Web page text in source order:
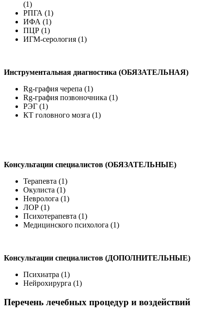
(1)
РПГА (1)
ИФА (1)
ПЦР (1)
ИГМ-серология (1)
Инструментальная диагностика (ОБЯЗАТЕЛЬНАЯ)
Rg-графия черепа (1)
Rg-графия позвоночника (1)
РЭГ (1)
КТ головного мозга (1)
Консультации специалистов (ОБЯЗАТЕЛЬНЫЕ)
Терапевта (1)
Окулиста (1)
Невролога (1)
ЛОР (1)
Психотерапевта (1)
Медицинского психолога (1)
Консультации специалистов (ДОПОЛНИТЕЛЬНЫЕ)
Психиатра (1)
Нейрохирурга (1)
Перечень лечебных процедур и воздействий